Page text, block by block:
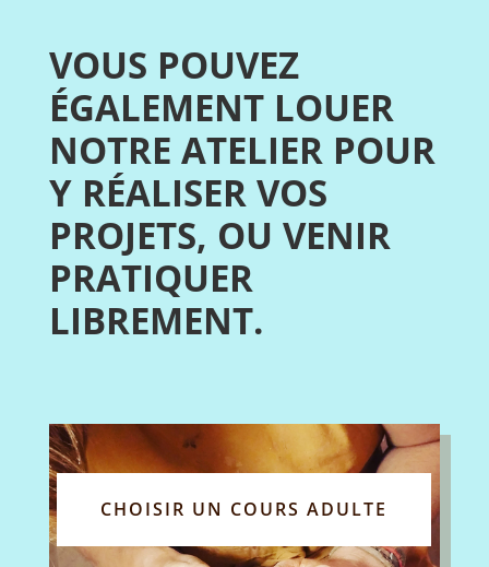
VOUS POUVEZ
ÉGALEMENT LOUER
NOTRE ATELIER POUR
Y RÉALISER VOS
PROJETS, OU VENIR
PRATIQUER
LIBREMENT.
CHOISIR UN COURS ADULTE